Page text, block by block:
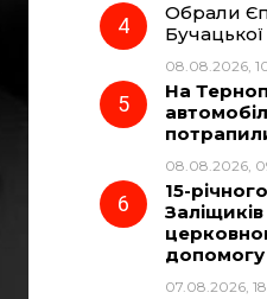
Обрали
08.08.2026,
На
08.08.2026,
15-
07.08.2026,